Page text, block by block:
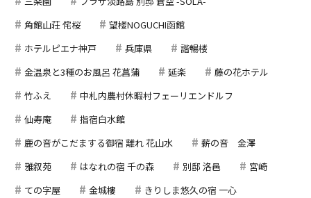
角館山荘 侘桜
望楼NOGUCHI函館
ホテルピエナ神戸
兵庫県
諧暢楼
金温泉と3種のお風呂 花菖蒲
延楽
藤の花ホテル
竹ふえ
中札内農村休暇村フェーリエンドルフ
仙寿庵
指宿白水館
鹿の音がこだまする御宿 離れ 花山水
薪の音 金澤
雅叙苑
はなれの宿 千の森 別邸 洛邑
宮崎
ての字屋
金城樓
きりしま悠久の宿 一心